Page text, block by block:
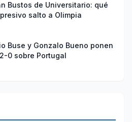
Bustos de Universitario: qué
salto a Olimpia
Buse y Gonzalo Bueno ponen
0 sobre Portugal